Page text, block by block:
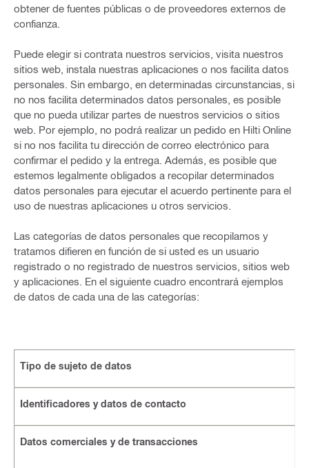
obtener de fuentes públicas o de proveedores externos de
confianza.
Puede elegir si contrata nuestros servicios, visita nuestros
sitios web, instala nuestras aplicaciones o nos facilita datos
personales. Sin embargo, en determinadas circunstancias, si
no nos facilita determinados datos personales, es posible
que no pueda utilizar partes de nuestros servicios o sitios
web. Por ejemplo, no podrá realizar un pedido en Hilti Online
si no nos facilita tu dirección de correo electrónico para
confirmar el pedido y la entrega. Además, es posible que
estemos legalmente obligados a recopilar determinados
datos personales para ejecutar el acuerdo pertinente para el
uso de nuestras aplicaciones u otros servicios.
Las categorías de datos personales que recopilamos y
tratamos difieren en función de si usted es un usuario
registrado o no registrado de nuestros servicios, sitios web
y aplicaciones. En el siguiente cuadro encontrará ejemplos
de datos de cada una de las categorías:
Tipo de sujeto de datos
Identificadores y datos de contacto
Datos comerciales y de transacciones